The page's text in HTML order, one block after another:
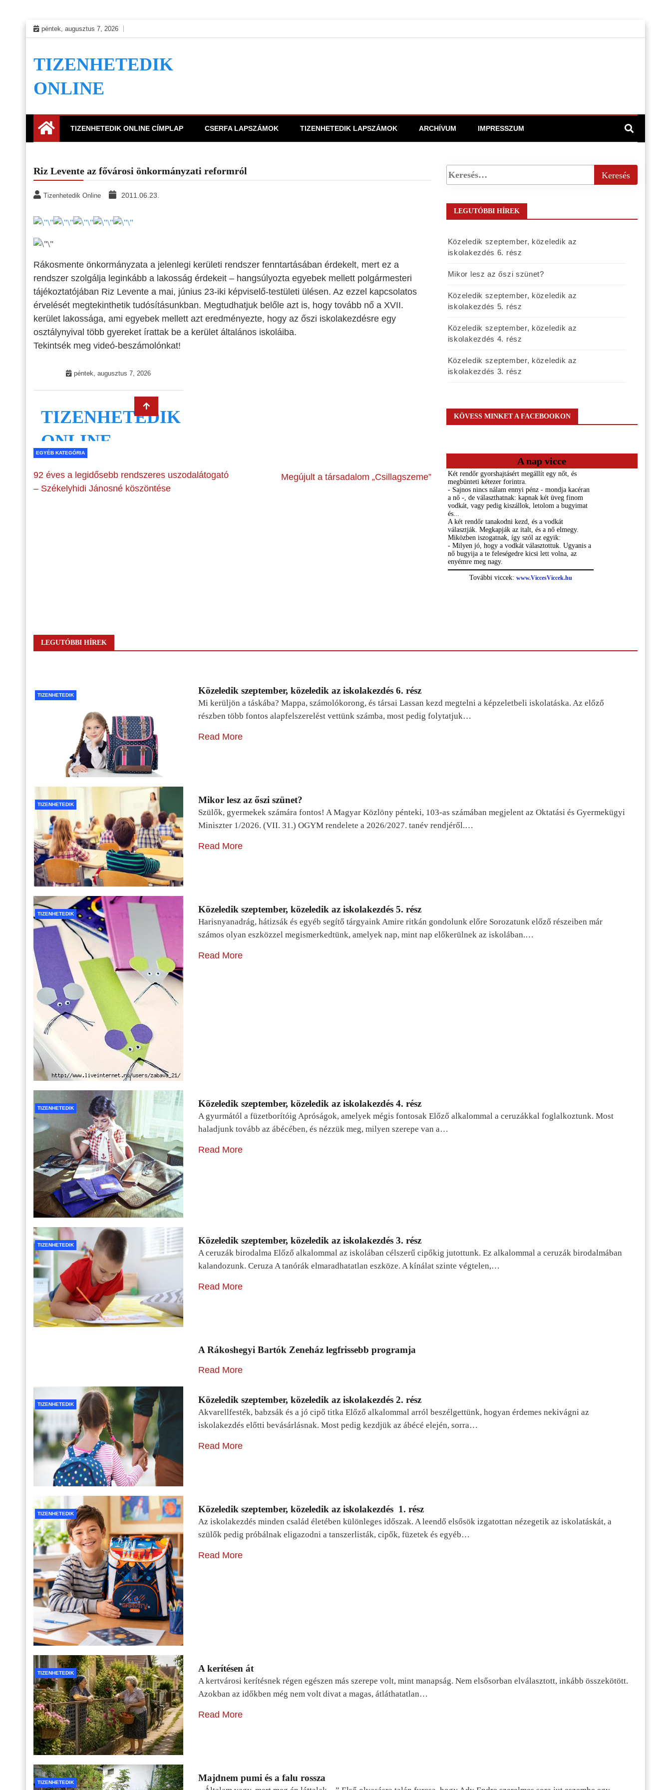
Skip
to
péntek, augusztus 7, 2026
TIZENHETEDIK
ONLINE
TIZENHETEDIK ONLINE CÍMPLAP CSERFA LAPSZÁMOK TIZENHETEDIK LAPSZÁMOK ARCHÍVUM IMPRESSZUM
Riz Levente az fővárosi önkormányzati reformról
Tizenhetedik Online 2011.06.23.
Rákosmente önkormányzata a jelenlegi kerületi rendszer fenntartásában érdekelt, mert ez a
rendszer szolgálja leginkább a lakosság érdekeit – hangsúlyozta egyebek mellett polgármesteri
tájékoztatójában Riz Levente a mai, június 23-iki képviselő-testületi ülésen. Az ezzel kapcsolatos
érvelését megtekinthetik tudósításunkban. Megtudhatjuk belőle azt is, hogy tovább nő a XVII.
kerület lakossága, ami egyebek mellett azt eredményezte, hogy az őszi iskolakezdésre egy
osztálynyival több gyereket írattak be a kerület általános iskoláiba.
Tekintsék meg videó-beszámolónkat!
EGYÉB KATEGÓRIA
92 éves a legidősebb rendszeres uszodalátogató
– Székelyhidi Jánosné köszöntése
Megújult a társadalom „Csillagszeme”
LEGUTÓBBI HÍREK
Közeledik szeptember, közeledik az
iskolakezdés 6. rész
Mikor lesz az őszi szünet?
Közeledik szeptember, közeledik az
iskolakezdés 5. rész
Közeledik szeptember, közeledik az
iskolakezdés 4. rész
Közeledik szeptember, közeledik az
iskolakezdés 3. rész
KÖVESS MINKET A FACEBOOKON
A nap vicce
LEGUTÓBBI HÍREK
TIZENHETEDIK Közeledik szeptember, közeledik az iskolakezdés 6. rész
Mi kerüljön a táskába? Mappa, számolókorong, és társai Lassan kezd megtelni a képzeletbeli iskolatáska. Az előző
részben több fontos alapfelszerelést vettünk számba, most pedig folytatjuk…
Read More
TIZENHETEDIK Mikor lesz az őszi szünet?
Szülők, gyermekek számára fontos! A Magyar Közlöny pénteki, 103-as számában megjelent az Oktatási és Gyermekügyi
Miniszter 1/2026. (VII. 31.) OGYM rendelete a 2026/2027. tanév rendjéről.…
Read More
TIZENHETEDIK Közeledik szeptember, közeledik az iskolakezdés 5. rész
Harisnyanadrág, hátizsák és egyéb segítő tárgyaink Amire ritkán gondolunk előre Sorozatunk előző részeiben már
számos olyan eszközzel megismerkedtünk, amelyek nap, mint nap előkerülnek az iskolában.…
Read More
TIZENHETEDIK Közeledik szeptember, közeledik az iskolakezdés 4. rész
A gyurmától a füzetborítóig Apróságok, amelyek mégis fontosak Előző alkalommal a ceruzákkal foglalkoztunk. Most
haladjunk tovább az ábécében, és nézzük meg, milyen szerepe van a…
Read More
TIZENHETEDIK Közeledik szeptember, közeledik az iskolakezdés 3. rész
A ceruzák birodalma Előző alkalommal az iskolában célszerű cipőkig jutottunk. Ez alkalommal a ceruzák birodalmában
kalandozunk. Ceruza A tanórák elmaradhatatlan eszköze. A kínálat szinte végtelen,…
Read More
A Rákoshegyi Bartók Zeneház legfrissebb programja
Read More
TIZENHETEDIK Közeledik szeptember, közeledik az iskolakezdés 2. rész
Akvarellfesték, babzsák és a jó cipő titka Előző alkalommal arról beszélgettünk, hogyan érdemes nekivágni az
iskolakezdés előtti bevásárlásnak. Most pedig kezdjük az ábécé elején, sorra…
Read More
TIZENHETEDIK Közeledik szeptember, közeledik az iskolakezdés 1. rész
Az iskolakezdés minden család életében különleges időszak. A leendő elsősök izgatottan nézegetik az iskolatáskát, a
szülők pedig próbálnak eligazodni a tanszerlisták, cipők, füzetek és egyéb…
Read More
TIZENHETEDIK A kerítésen át
A kertvárosi kerítésnek régen egészen más szerepe volt, mint manapság. Nem elsősorban elválasztott, inkább összekötött.
Azokban az időkben még nem volt divat a magas, átláthatatlan…
Read More
TIZENHETEDIK Majdnem pumi és a falu rossza